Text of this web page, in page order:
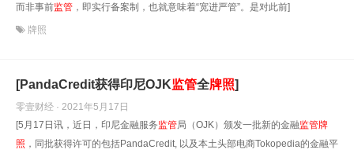
而非事前监管 ，即实行备案制，也就意味着“宽进严管”。是对此前]
牌照
[PandaCredit获得印尼OJK监管全牌照]
零壹财经 · 2021年5月17日
[5月17日讯，近日，印尼金融服务监管局（OJK）颁发一批新的金融监管牌
照 ，同批获得许可的包括PandaCredit, 以及本土头部电商Tokopedia的金融平